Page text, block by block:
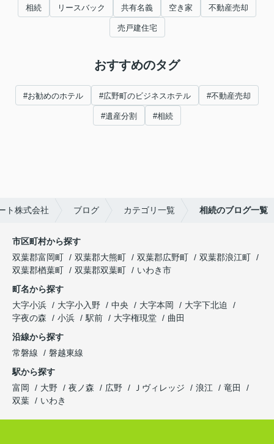
相続 リースバック 共有名義 空き家 不動産売却
売戸建住宅
おすすめのタグ
#お勧めのホテル #広野町のビジネスホテル #不動産売却
#遺産分割 #相続
ト株式会社 ブログ カテゴリ一覧 相続のブログ一覧
市区町村から探す
双葉郡富岡町
双葉郡大熊町 双葉郡広野町
双葉郡浪江町
双葉郡楢葉町
双葉郡双葉町
いわき市
町名から探す
大字小浜
大字小入野 中央 大字本岡
大字下北迫
字夜の森
小浜 駅前 大字権現堂
曲田
沿線から探す
常磐線
磐越東線
駅から探す
富岡
大野 夜ノ森 広野 Ｊヴィレッジ 浪江
竜田
双葉
いわき